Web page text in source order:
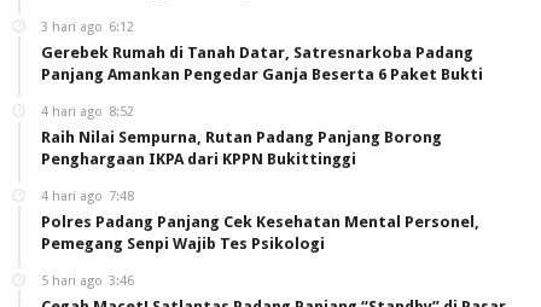
3 hari ago 6:12
Gerebek Rumah di Tanah Datar, Satresnarkoba Padang
Panjang Amankan Pengedar Ganja Beserta 6 Paket Bukti
4 hari ago 8:52
Raih Nilai Sempurna, Rutan Padang Panjang Borong
Penghargaan IKPA dari KPPN Bukittinggi
4 hari ago 7:48
Polres Padang Panjang Cek Kesehatan Mental Personel,
Pemegang Senpi Wajib Tes Psikologi
5 hari ago 3:46